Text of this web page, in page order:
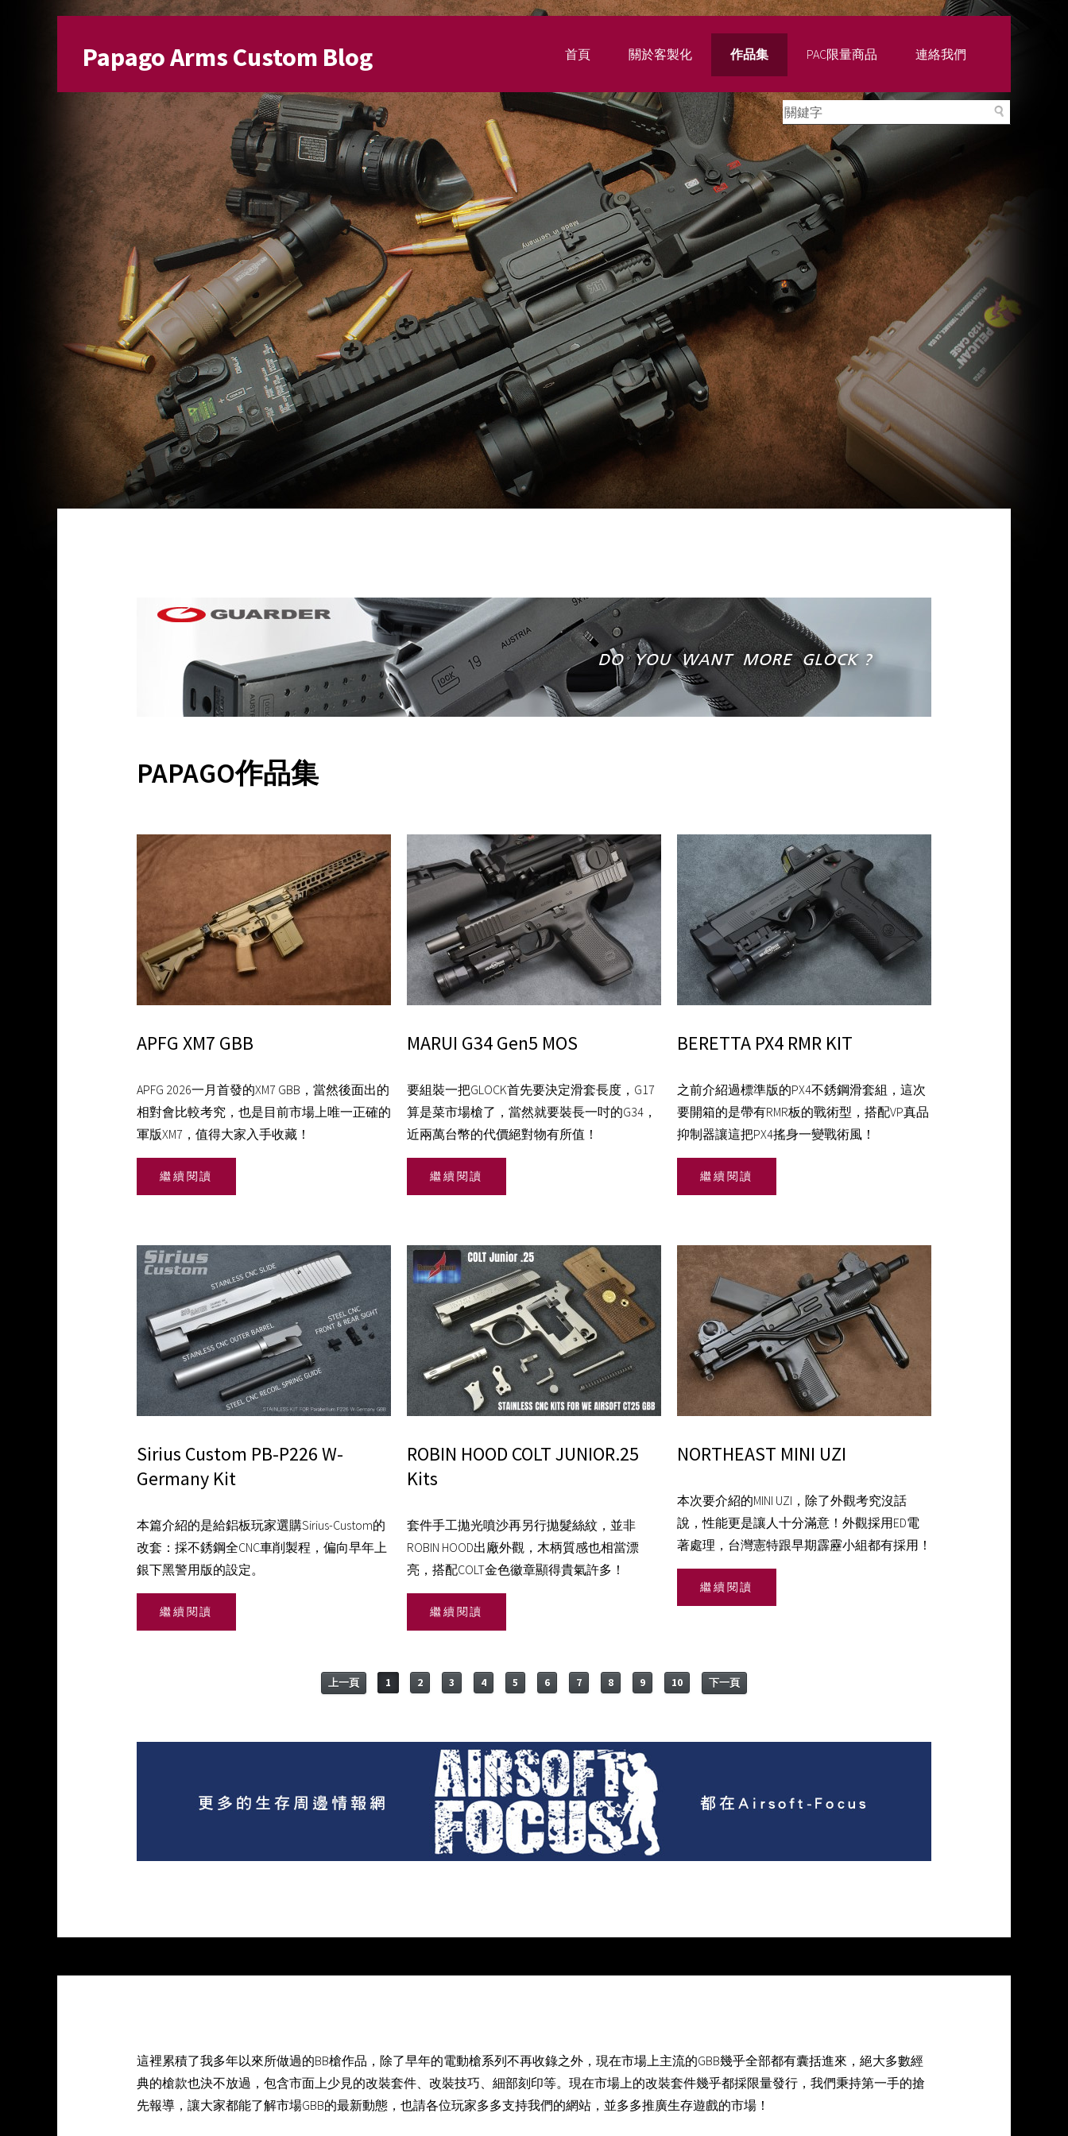
Papago Arms Custom Blog 首頁 關於客製化 作品集 PAC限量商品 連絡我們
PAPAGO作品集
APFG XM7 GBB
APFG 2026一月首發的XM7 GBB，當然後面出的
相對會比較考究，也是目前市場上唯一正確的
軍版XM7，值得大家入手收藏！
繼續閱讀
MARUI G34 Gen5 MOS
要組裝一把GLOCK首先要決定滑套長度，G17
算是菜市場槍了，當然就要裝長一吋的G34，
近兩萬台幣的代價絕對物有所值！
繼續閱讀
BERETTA PX4 RMR KIT
之前介紹過標準版的PX4不銹鋼滑套組，這次
要開箱的是帶有RMR板的戰術型，搭配VP真品
抑制器讓這把PX4搖身一變戰術風！
繼續閱讀
Sirius Custom PB-P226 W-
Germany Kit
本篇介紹的是給鋁板玩家選購Sirius-Custom的
改套：採不銹鋼全CNC車削製程，偏向早年上
銀下黑警用版的設定。
繼續閱讀
ROBIN HOOD COLT JUNIOR.25
Kits
套件手工拋光噴沙再另行拋髮絲紋，並非
ROBIN HOOD出廠外觀，木柄質感也相當漂
亮，搭配COLT金色徽章顯得貴氣許多！
繼續閱讀
NORTHEAST MINI UZI
本次要介紹的MINI UZI，除了外觀考究沒話
說，性能更是讓人十分滿意！外觀採用ED電
著處理，台灣憲特跟早期霹靂小組都有採用！
繼續閱讀
上一頁 1 2 3 4 5 6 7 8 9 10 下一頁
這裡累積了我多年以來所做過的BB槍作品，除了早年的電動槍系列不再收錄之外，現在市場上主流的GBB幾乎全部都有囊括進來，絕大多數經
典的槍款也決不放過，包含市面上少見的改裝套件、改裝技巧、細部刻印等。現在市場上的改裝套件幾乎都採限量發行，我們秉持第一手的搶
先報導，讓大家都能了解市場GBB的最新動態，也請各位玩家多多支持我們的網站，並多多推廣生存遊戲的市場！